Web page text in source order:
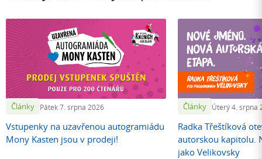
Články Pátek 7. srpna 2026
Vstupenky na uzavřenou autogramiádu
Mony Kasten jsou v prodeji!
Články Úterý 4. srpna
Radka Třeštíková
autorskou kapitolu.
jako Velikovsky